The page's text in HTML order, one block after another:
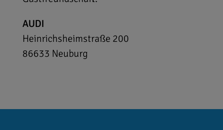
AUDI
Heinrichsheimstraße 200
86633 Neuburg